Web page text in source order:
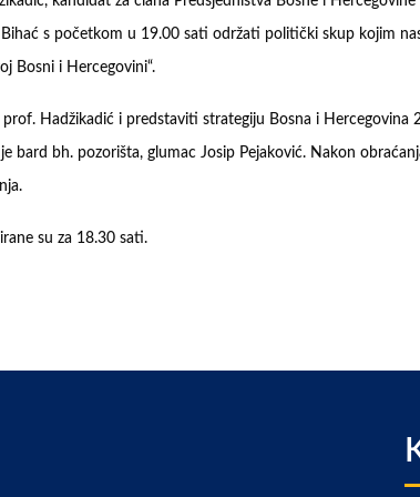
s početkom u 19.00 sati održati politički skup kojim
Bosni i Hercegovini“.
Hadžikadić i predstaviti strategiju Bosna i Hercegovina
bard bh. pozorišta, glumac Josip Pejaković. Nakon
su za 18.30 sati.